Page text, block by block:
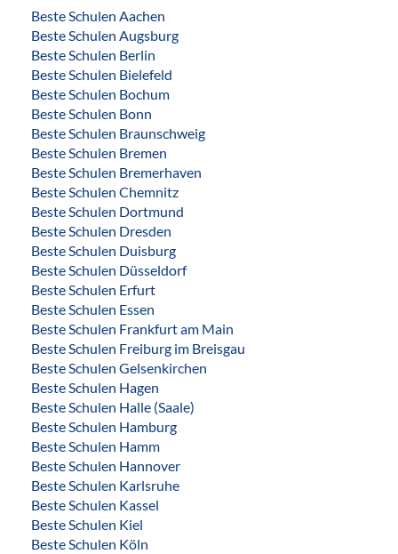
Beste Schulen Aachen
Beste Schulen Augsburg
Beste Schulen Berlin
Beste Schulen Bielefeld
Beste Schulen Bochum
Beste Schulen Bonn
Beste Schulen Braunschweig
Beste Schulen Bremen
Beste Schulen Bremerhaven
Beste Schulen Chemnitz
Beste Schulen Dortmund
Beste Schulen Dresden
Beste Schulen Duisburg
Beste Schulen Düsseldorf
Beste Schulen Erfurt
Beste Schulen Essen
Beste Schulen Frankfurt am Main
Beste Schulen Freiburg im Breisgau
Beste Schulen Gelsenkirchen
Beste Schulen Hagen
Beste Schulen Halle (Saale)
Beste Schulen Hamburg
Beste Schulen Hamm
Beste Schulen Hannover
Beste Schulen Karlsruhe
Beste Schulen Kassel
Beste Schulen Kiel
Beste Schulen Köln